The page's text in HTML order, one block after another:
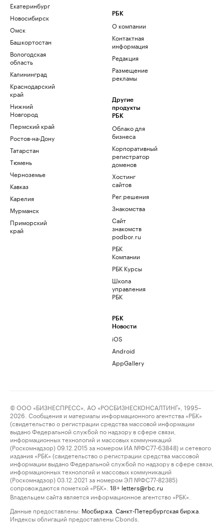
Екатеринбург
Новосибирск
Омск
Башкортостан
Вологодская
область
Калининград
Краснодарский
край
Нижний
Новгород
Пермский край
Ростов-на-Дону
Татарстан
Тюмень
Черноземье
Кавказ
Карелия
Мурманск
Приморский
край
РБК
О компании
Контактная
информация
Редакция
Размещение
рекламы
Другие
продукты
РБК
Облако для
бизнеса
Корпоративный
регистратор
доменов
Хостинг
сайтов
Рег.решения
Знакомства
Сайт
знакомств
podbor.ru
РБК
Компании
РБК Курсы
Школа
управления
РБК
РБК
Новости
iOS
Android
AppGallery
© ООО «БИЗНЕСПРЕСС», АО «РОСБИЗНЕСКОНСАЛТИНГ», 1995–
2026. Сообщения и материалы информационного агентства «РБК»
(свидетельство о регистрации средства массовой информации
выдано Федеральной службой по надзору в сфере связи,
информационных технологий и массовых коммуникаций
(Роскомнадзор) 09.12.2015 за номером ИА №ФС77-63848) и сетевого
издания «РБК» (свидетельство о регистрации средства массовой
информации выдано Федеральной службой по надзору в сфере связи,
информационных технологий и массовых коммуникаций
(Роскомнадзор) 03.12.2021 за номером ЭЛ №ФС77-82385)
сопровождаются пометкой «РБК».
18+ letters@rbc.ru
Владельцем сайта является информационное агентство «РБК».
Данные предоставлены: Мосбиржа Санкт-Петербургская биржа
Индексы облигаций предоставлены Cbonds.